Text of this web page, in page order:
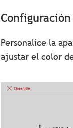
Personalice la
ajustar el color